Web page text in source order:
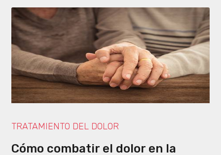
TRATAMIENTO DEL DOLOR
Cómo combatir el dolor en la